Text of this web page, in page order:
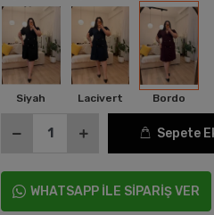
Siyah Lacivert Bordo
Sepete
WHATSAPP İLE SİPARİŞ VER